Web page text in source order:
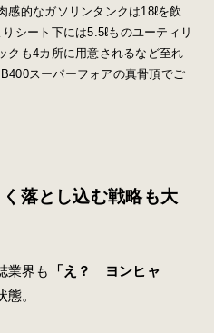
感的なガソリンタンクは18ℓを飲
シート下には5.5ℓものユーティリ
クも4カ所に用意されるなど至れ
スーパーフォアの真骨頂でご
落とし込む戦略も大
業界も
「え？ ヨンヒャ
態。